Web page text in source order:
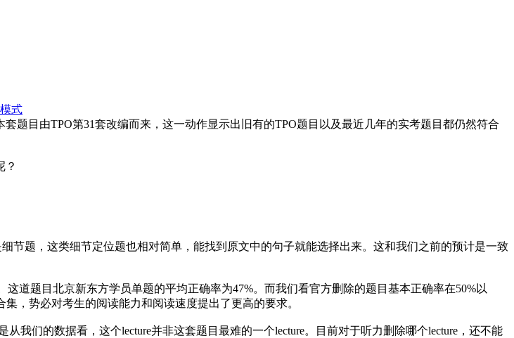
式
目由TPO第31套改编而来，这一动作显示出旧有的TPO题目以及最近几年的实考题目都仍然符合
？
题，这类细节定位题也相对简单，能找到原文中的句子就能选择出来。这和我们之前的预计是一致
题目北京新东方学员单题的平均正确率为47%。而我们看官方删除的题目基本正确率在50%以
，势必对考生的阅读能力和阅读速度提出了更高的要求。
我们的数据看，这个lecture并非这套题目最难的一个lecture。目前对于听力删除哪个lecture，还不能